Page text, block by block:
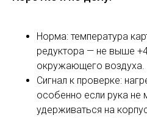
Норма: температура
редуктора — не выше
окружающего воздуха.
Сигнал к проверке:
особенно если рука не
удерживаться на